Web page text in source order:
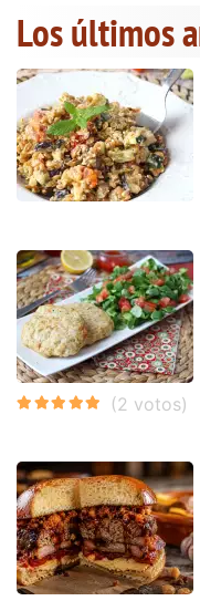
Los últimos